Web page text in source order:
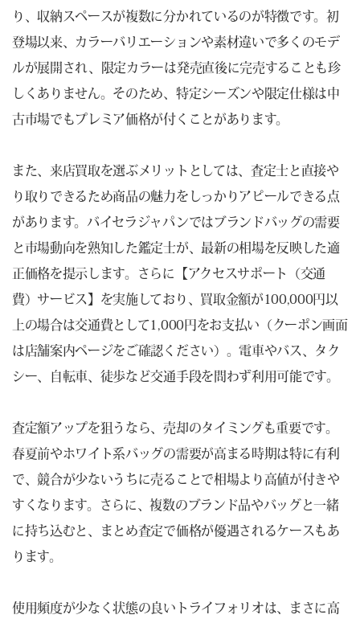
り、収納スペースが複数に分かれているのが特徴です。初
登場以来、カラーバリエーションや素材違いで多くのモデ
ルが展開され、限定カラーは発売直後に完売することも珍
しくありません。そのため、特定シーズンや限定仕様は中
古市場でもプレミア価格が付くことがあります。
また、来店買取を選ぶメリットとしては、査定士と直接や
り取りできるため商品の魅力をしっかりアピールできる点
があります。バイセラジャパンではブランドバッグの需要
と市場動向を熟知した鑑定士が、最新の相場を反映した適
正価格を提示します。さらに【アクセスサポート（交通
費）サービス】を実施しており、買取金額が100,000円以
上の場合は交通費として1,000円をお支払い（クーポン画面
は店舗案内ページをご確認ください）。電車やバス、タク
シー、自転車、徒歩など交通手段を問わず利用可能です。
査定額アップを狙うなら、売却のタイミングも重要です。
春夏前やホワイト系バッグの需要が高まる時期は特に有利
で、競合が少ないうちに売ることで相場より高値が付きや
すくなります。さらに、複数のブランド品やバッグと一緒
に持ち込むと、まとめ査定で価格が優遇されるケースもあ
ります。
使用頻度が少なく状態の良いトライフォリオは、まさに高